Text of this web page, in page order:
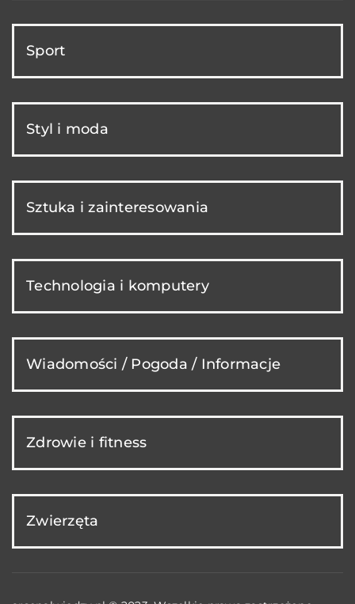
Sport
Styl i moda
Sztuka i zainteresowania
Technologia i komputery
Wiadomości / Pogoda / Informacje
Zdrowie i fitness
Zwierzęta